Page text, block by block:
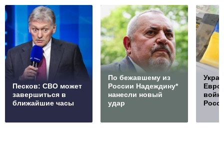
Песков: СВО может
завершиться в
ближайшие часы
По бежавшему из
России Надеждину*
нанесли новый
удар